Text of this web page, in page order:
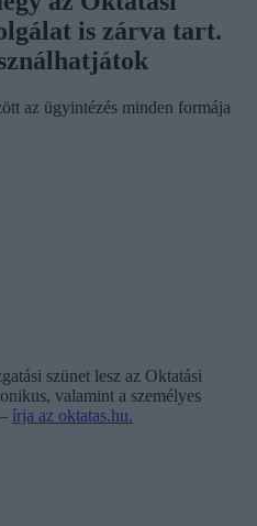
is zárva tart.
az ügyintézés minden formája
szünet lesz az Oktatási
valamint a személyes
írja az oktatas.hu.